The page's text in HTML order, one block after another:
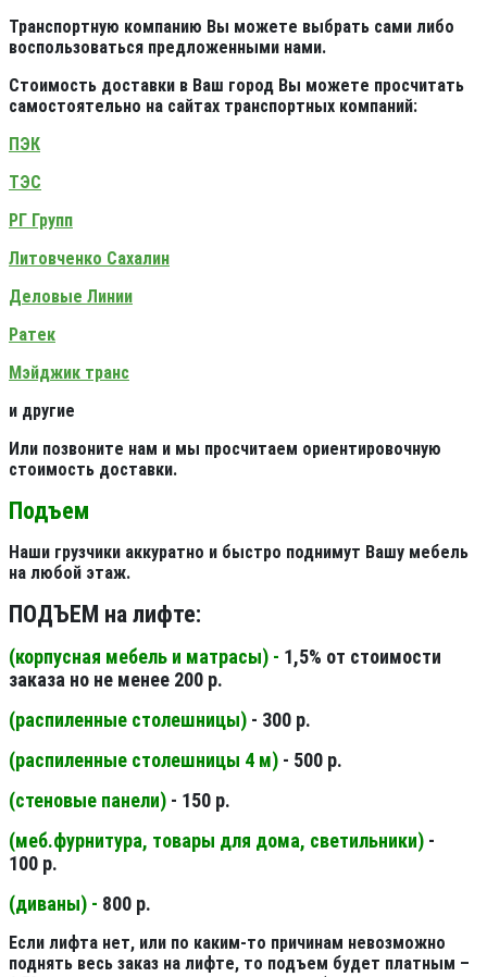
Транспортную компанию Вы можете выбрать сами либо
воспользоваться предложенными нами.
Стоимость доставки в Ваш город Вы можете просчитать
самостоятельно на сайтах транспортных компаний:
ПЭК
ТЭС
РГ Групп
Литовченко Сахалин
Деловые Линии
Ратек
Мэйджик транс
и другие
Или позвоните нам и мы просчитаем ориентировочную
стоимость доставки.
Подъем
Наши грузчики аккуратно и быстро поднимут Вашу мебель
на любой этаж.
ПОДЪЕМ на лифте:
(корпусная мебель и матрасы) - 1,5% от стоимости
заказа но не менее 200 р.
(распиленные столешницы) - 300 р.
(распиленные столешницы 4 м) - 500 р.
(стеновые панели) - 150 р.
(меб.фурнитура, товары для дома, светильники) -
100 р.
(диваны) - 800 р.
Если лифта нет, или по каким-то причинам невозможно
поднять весь заказ на лифте, то подъем будет платным –